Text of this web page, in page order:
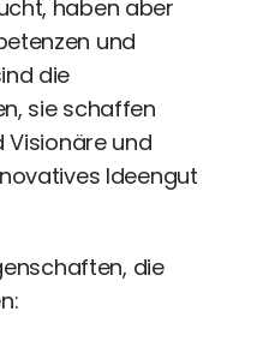
uns
haben aber
und
die
sie schaffen
Visionäre und
Ideengut
die